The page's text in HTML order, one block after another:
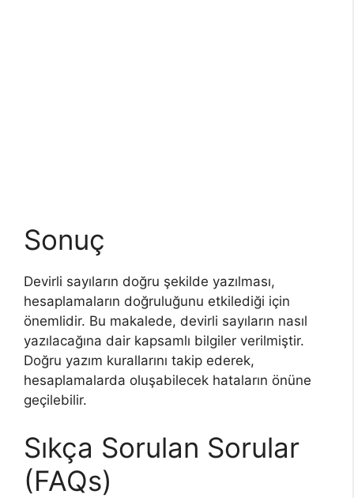
Sonuç
Devirli sayıların doğru şekilde yazılması,
hesaplamaların doğruluğunu etkilediği için
önemlidir. Bu makalede, devirli sayıların nasıl
yazılacağına dair kapsamlı bilgiler verilmiştir.
Doğru yazım kurallarını takip ederek,
hesaplamalarda oluşabilecek hataların önüne
geçilebilir.
Sıkça Sorulan Sorular
(FAQs)